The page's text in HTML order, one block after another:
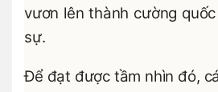
vươn lên thành cường
sự.
Để đạt được tầm nhìn đó,